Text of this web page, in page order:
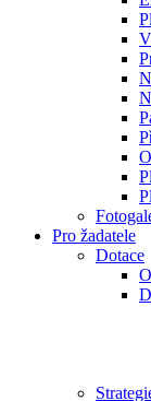
Pro žadatele
Dotace